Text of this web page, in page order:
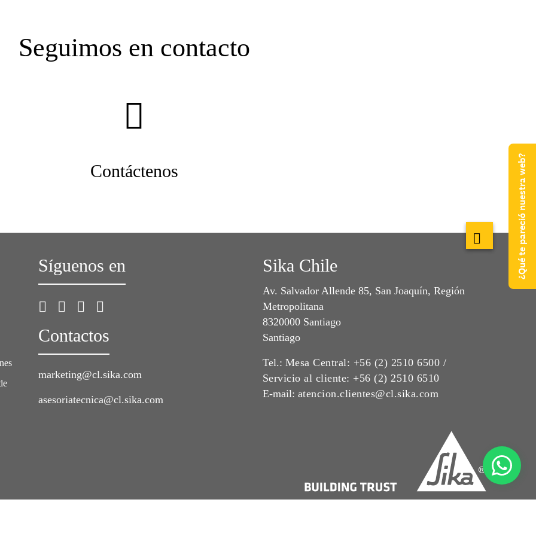
Seguimos en contacto
Contáctenos
Síguenos en
Contactos
marketing@cl.sika.com
asesoriatecnica@cl.sika.com
Sika Chile
Av. Salvador Allende 85, San Joaquín, Región
Metropolitana
8320000 Santiago
Santiago
Tel.: Mesa Central: +56 (2) 2510 6500 /
Servicio al cliente: +56 (2) 2510 6510
E-mail: atencion.clientes@cl.sika.com
¿Qué te pareció nuestra web?